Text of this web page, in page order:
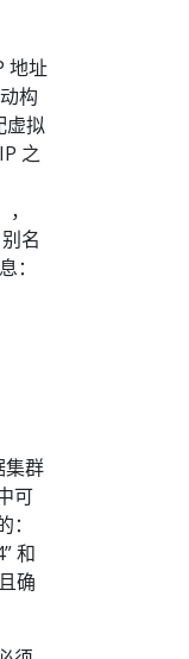
地址
构
虚拟
之
名
：
集群
可
和
确